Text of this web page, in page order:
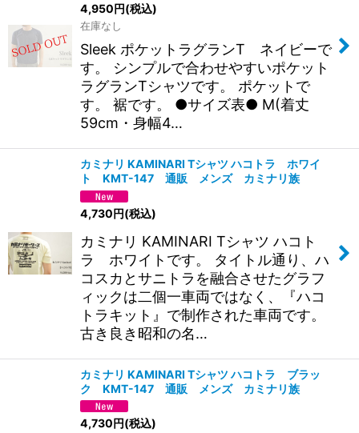
4,950円(税込)
在庫なし
Sleek ポケットラグランT ネイビーで
す。 シンプルで合わせやすいポケット
ラグランTシャツです。 ポケットで
す。 裾です。 ●サイズ表● M(着丈
59cm・身幅4…
カミナリ KAMINARI Tシャツ ハコトラ ホワイ
ト KMT-147 通販 メンズ カミナリ族
4,730円(税込)
カミナリ KAMINARI Tシャツ ハコト
ラ ホワイトです。 タイトル通り、ハ
コスカとサニトラを融合させたグラフ
ィックは二個一車両ではなく、『ハコ
トラキット』で制作された車両です。
古き良き昭和の名…
カミナリ KAMINARI Tシャツ ハコトラ ブラッ
ク KMT-147 通販 メンズ カミナリ族
4,730円(税込)